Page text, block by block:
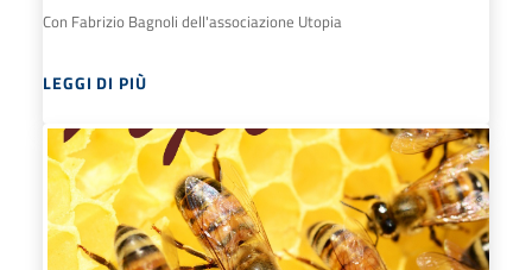
Con Fabrizio Bagnoli dell'associazione Utopia
LEGGI DI PIÙ